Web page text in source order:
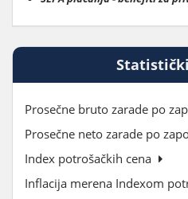
Prosečne bruto zarade po
Prosečne neto zarade po
Index potrošačkih cena
Inflacija merena Indexom